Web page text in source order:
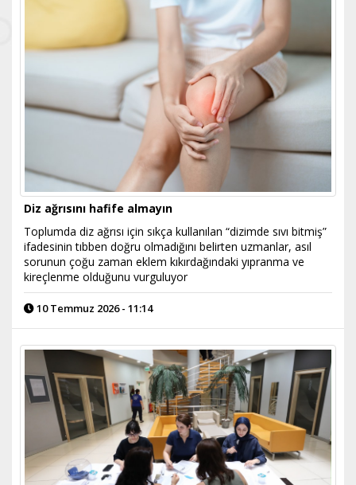
Diz ağrısını hafife almayın
Toplumda diz ağrısı için sıkça kullanılan “dizimde sıvı bitmiş”
ifadesinin tıbben doğru olmadığını belirten uzmanlar, asıl
sorunun çoğu zaman eklem kıkırdağındaki yıpranma ve
kireçlenme olduğunu vurguluyor
10 Temmuz 2026 - 11:14